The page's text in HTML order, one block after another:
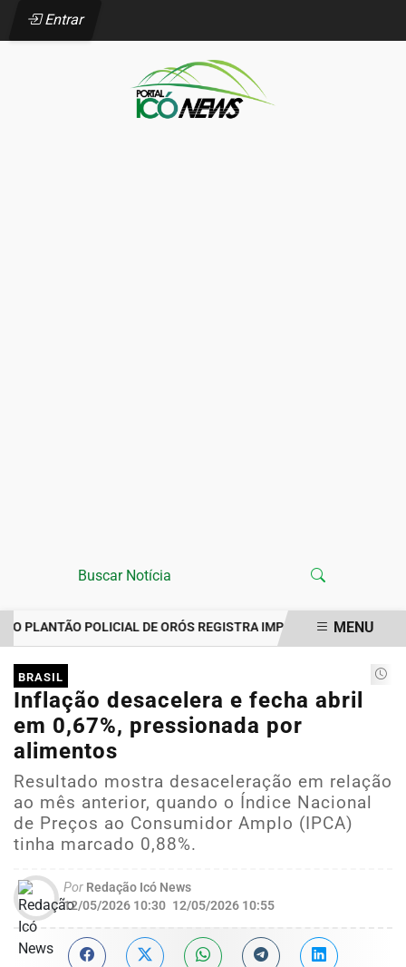
Entrar
PLANTÃO POLICIAL DE ORÓS REGISTRA IMPORTUNAÇÃO SEXUAL
EM ALTA
MENU
BRASIL
Inflação desacelera e fecha abril
em 0,67%, pressionada por
alimentos
Resultado mostra desaceleração em relação
ao mês anterior, quando o Índice Nacional
de Preços ao Consumidor Amplo (IPCA)
tinha marcado 0,88%.
Por Redação Icó News
12/05/2026 10:30 12/05/2026 10:55